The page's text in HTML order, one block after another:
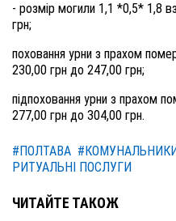
- розмір могили 1,1 *0,5* 1,8
грн;
поховання урни з прахом
230,00 грн до 247,00 грн;
підпоховання урни з прахом
277,00 грн до 304,00 грн.
#ПОЛТАВА
РИТУАЛЬНІ ПОСЛУГИ
ЧИТАЙТЕ ТАКОЖ